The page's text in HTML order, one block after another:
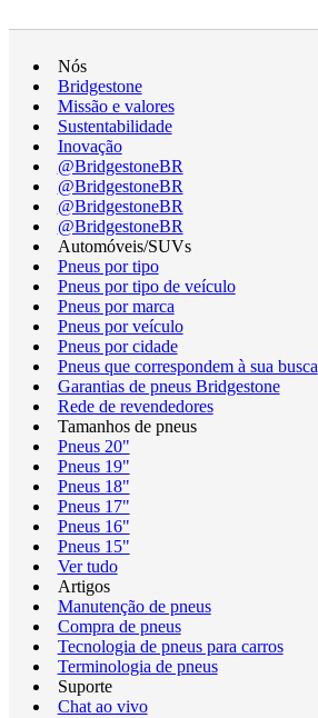
Nós
Bridgestone
Missão e valores
Sustentabilidade
Inovação
@BridgestoneBR
@BridgestoneBR
@BridgestoneBR
@BridgestoneBR
Automóveis/SUVs
Pneus por tipo
Pneus por tipo de veículo
Pneus por marca
Pneus por veículo
Pneus por cidade
Pneus que correspondem à sua busca
Garantias de pneus Bridgestone
Rede de revendedores
Tamanhos de pneus
Pneus 20"
Pneus 19"
Pneus 18"
Pneus 17"
Pneus 16"
Pneus 15"
Ver tudo
Artigos
Manutenção de pneus
Compra de pneus
Tecnologia de pneus para carros
Terminologia de pneus
Suporte
Chat ao vivo